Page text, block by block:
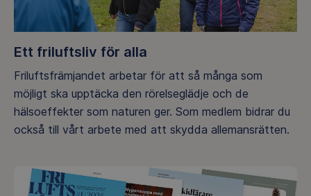
Ett friluftsliv för alla
Friluftsfrämjandet arbetar för att så många som
möjligt ska upptäcka den rörelseglädje och de
hälsoeffekter som naturen ger. Som medlem bidrar du
också till vårt arbete med att skydda allemansrätten.